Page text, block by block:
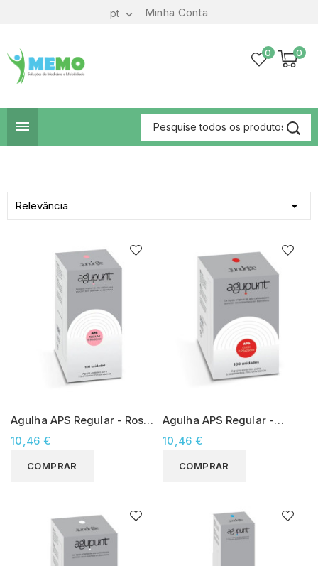
Minha Conta
pt 
0
0

Relevância 
Agulha APS Regular - Rosa
0.30x50 (100 unidades)
10,46 €
COMPRAR
Agulha APS Regular -
Vermelha 0.25x25 (100
unidades)
10,46 €
COMPRAR